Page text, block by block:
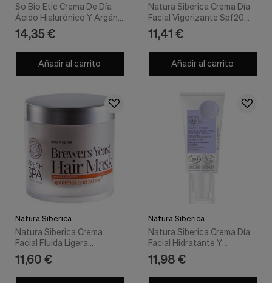
So Bio Etic Crema De Día
Ácido Hialurónico Y Argán
50Ml
14,35 €
Añadir al carrito
Natura Siberica Crema Día
Facial Vigorizante Spf20
50Ml
11,41 €
Añadir al carrito
Natura Siberica
Natura Siberica Crema
Facial Fluida Ligera
Tonificante 50Ml
11,60 €
Natura Siberica
Natura Siberica Crema Día
Facial Hidratante Y
Protectora 50Ml
11,98 €